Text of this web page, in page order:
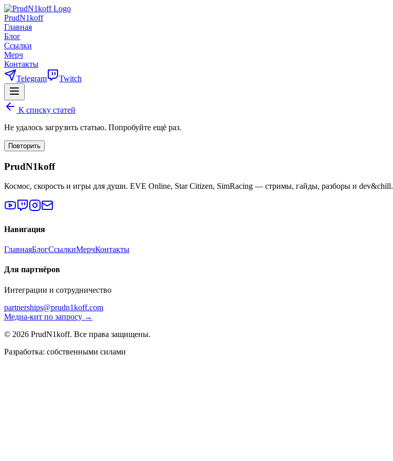
PrudN1koff
Главная
Блог
Ссылки
Мерч
Контакты
Telegram
Twitch
К списку статей
Не удалось загрузить статью. Попробуйте ещё раз.
Повторить
PrudN1koff
Космос, скорость и игры для души. EVE Online, Star Citizen, SimRacing — стримы, гайды, разборы и dev&chill.
Навигация
ГлавнаяБлогСсылкиМерчКонтакты
Для партнёров
Интеграции и сотрудничество
partnerships@prudn1koff.com
Медиа-кит по запросу →
© 2026 PrudN1koff. Все права защищены.
Разработка: собственными силами